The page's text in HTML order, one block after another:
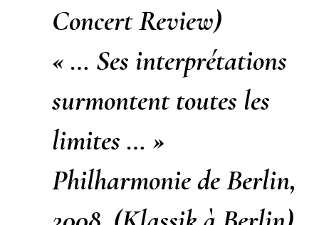
Concert Review)
« … Ses interprétations
surmontent toutes les
limites … »
Philharmonie de Berlin,